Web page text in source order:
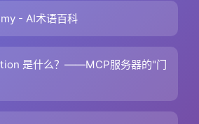
- AI术语百科
是什么？——MCP服务器的"门